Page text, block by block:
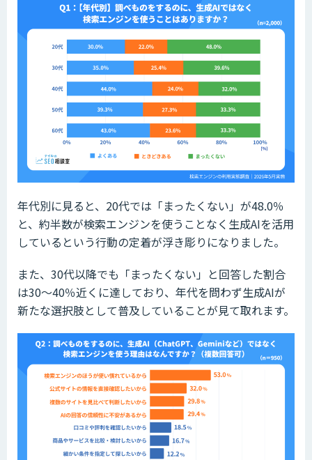
年代別に見ると、20代では「まったくない」が48.0％
と、約半数が検索エンジンを使うことなく生成AIを活用
しているという行動の定着が浮き彫りになりました。
また、30代以降でも「まったくない」と回答した割合
は30～40％近くに達しており、年代を問わず生成AIが
新たな選択肢として普及していることが見て取れます。